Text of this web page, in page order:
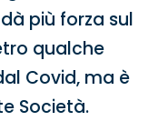
più forza sul
qualche
Covid, ma è
Società.